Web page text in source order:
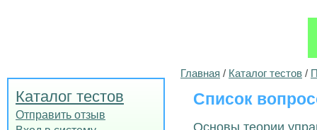
Каталог тестов
Отправить отзыв
Главная / Каталог тестов /
Список
Основы теории